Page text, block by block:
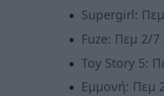
Supergirl:
Fuze: Πεμ 2/7
Toy Story 5:
Εμμονή: Πεμ